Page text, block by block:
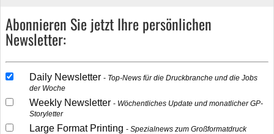
Abonnieren Sie jetzt Ihre persönlichen
Newsletter:
Daily Newsletter
Top-News für die Druckbranche und die Jobs
der Woche
Weekly Newsletter
Wöchentliches Update und monatlicher GP-
Storyletter
Large Format Printing Spezialnews zum Großformatdruck